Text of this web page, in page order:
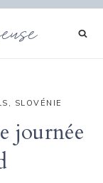
, SLOVÉNIE
journée